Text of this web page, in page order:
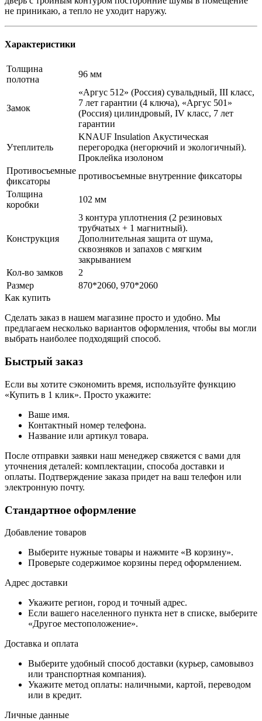
не приникаю, а тепло не уходит наружу.
Характеристики
Толщина
полотна
96 мм
Замок
«Аргус 512» (Россия) сувальдный, III класс,
7 лет гарантии (4 ключа), «Аргус 501»
(Россия) цилиндровый, IV класс, 7 лет
гарантии
Утеплитель
KNAUF Insulation Акустическая
перегородка (негорючий и экологичный).
Проклейка изолоном
Противосъемные
фиксаторы
противосъемные внутренние фиксаторы
Толщина
коробки
102 мм
Конструкция
3 контура уплотнения (2 резиновых
трубчатых + 1 магнитный).
Дополнительная защита от шума,
сквозняков и запахов с мягким
закрыванием
Кол-во замков
2
Размер
870*2060, 970*2060
Как купить
Сделать заказ в нашем магазине просто и удобно. Мы
предлагаем несколько вариантов оформления, чтобы вы могли
выбрать наиболее подходящий способ.
Быстрый заказ
Если вы хотите сэкономить время, используйте функцию
«Купить в 1 клик». Просто укажите:
Ваше имя.
Контактный номер телефона.
Название или артикул товара.
После отправки заявки наш менеджер свяжется с вами для
уточнения деталей: комплектации, способа доставки и
оплаты. Подтверждение заказа придет на ваш телефон или
электронную почту.
Стандартное оформление
Добавление товаров
Выберите нужные товары и нажмите «В корзину».
Проверьте содержимое корзины перед оформлением.
Адрес доставки
Укажите регион, город и точный адрес.
Если вашего населенного пункта нет в списке, выберите
«Другое местоположение».
Доставка и оплата
Выберите удобный способ доставки (курьер, самовывоз
или транспортная компания).
Укажите метод оплаты: наличными, картой, переводом
или в кредит.
Личные данные